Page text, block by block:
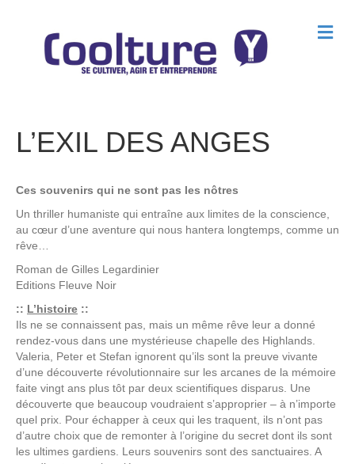
M
e
L’EXIL DES ANGES
Ces souvenirs qui ne sont pas les nôtres
Un thriller humaniste qui entraîne aux limites de la conscience,
au cœur d’une aventure qui nous hantera longtemps, comme un
rêve…
Roman de Gilles Legardinier
Editions Fleuve Noir
:: L’histoire ::
Ils ne se connaissent pas, mais un même rêve leur a donné
rendez-vous dans une mystérieuse chapelle des Highlands.
Valeria, Peter et Stefan ignorent qu’ils sont la preuve vivante
d’une découverte révolutionnaire sur les arcanes de la mémoire
faite vingt ans plus tôt par deux scientifiques disparus. Une
découverte que beaucoup voudraient s’approprier – à n’importe
quel prix. Pour échapper à ceux qui les traquent, ils n’ont pas
d’autre choix que de remonter à l’origine du secret dont ils sont
les ultimes gardiens. Leurs souvenirs sont des sanctuaires. A